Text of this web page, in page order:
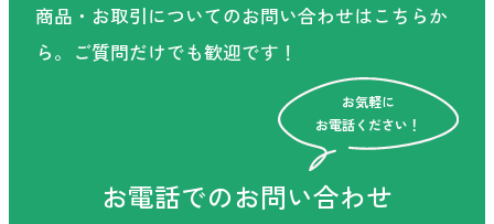
商品・お取引についてのお問い合わせはこちらか
ら。 ご質問だけでも歓迎です！
お気軽に
お電話ください！
お電話でのお問い合わせ